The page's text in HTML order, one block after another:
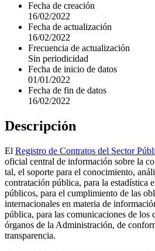
Fecha de creación
16/02/2022
Fecha de actualización
16/02/2022
Frecuencia de actualización
Sin periodicidad
Fecha de inicio de datos
01/01/2022
Fecha de fin de datos
16/02/2022
Descripción
El Registro de Contratos del Sector
oficial central de información sobre la
tal, el soporte para el conocimiento,
contratación pública, para la estadística
públicos, para el cumplimiento de las
internacionales en materia de
pública, para las comunicaciones de los
órganos de la Administración, de
transparencia.